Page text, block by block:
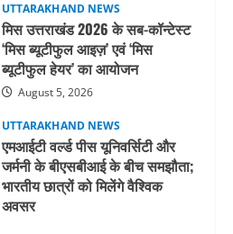
UTTARAKHAND NEWS
एमआईटी वर्ल्ड पीस यूनिवर्सिटी और
जर्मनी के बीएसबीआई के बीच समझौता;
भारतीय छात्रों को मिलेंगे वैश्विक
अवसर
STATES NEWS
महाराज की राजस्थान के मुख्यमंत्री से
शिष्टाचार भेंट पर्यटन और सांस्कृतिक
गतिविधियों के विस्तार पर हुई चर्चा
August 4, 2026